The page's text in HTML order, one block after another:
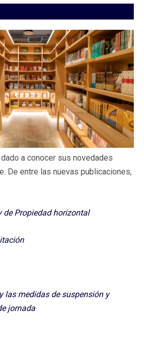
a conocer sus novedades
De entre las nuevas publicaciones,
de Propiedad horizontal
las medidas de suspensión y
jornada